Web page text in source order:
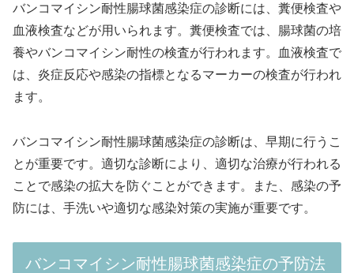
バンコマイシン耐性腸球菌感染症の診断には、糞便検査や
血液検査などが用いられます。糞便検査では、腸球菌の培
養やバンコマイシン耐性の検査が行われます。血液検査で
は、炎症反応や感染の指標となるマーカーの検査が行われ
ます。
バンコマイシン耐性腸球菌感染症の診断は、早期に行うこ
とが重要です。適切な診断により、適切な治療が行われる
ことで感染の拡大を防ぐことができます。また、感染の予
防には、手洗いや適切な感染対策の実施が重要です。
バンコマイシン耐性腸球菌感染症の予防法